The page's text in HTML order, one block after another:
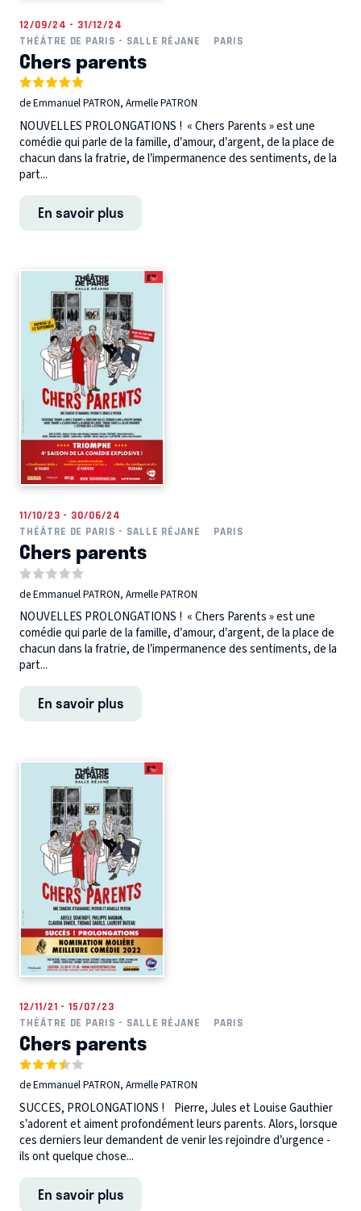
12/09/24 - 31/12/24
THÉÂTRE DE PARIS - SALLE RÉJANE
PARIS
Chers parents
de Emmanuel PATRON, Armelle PATRON
NOUVELLES PROLONGATIONS ! « Chers Parents » est une
comédie qui parle de la famille, d’amour, d’argent, de la place de
chacun dans la fratrie, de l’impermanence des sentiments, de la
part...
En savoir plus
11/10/23 - 30/06/24
THÉÂTRE DE PARIS - SALLE RÉJANE
PARIS
Chers parents
de Emmanuel PATRON, Armelle PATRON
NOUVELLES PROLONGATIONS ! « Chers Parents » est une
comédie qui parle de la famille, d’amour, d’argent, de la place de
chacun dans la fratrie, de l’impermanence des sentiments, de la
part...
En savoir plus
12/11/21 - 15/07/23
THÉÂTRE DE PARIS - SALLE RÉJANE
PARIS
Chers parents
de Emmanuel PATRON, Armelle PATRON
SUCCES, PROLONGATIONS ! Pierre, Jules et Louise Gauthier
s’adorent et aiment profondément leurs parents. Alors, lorsque
ces derniers leur demandent de venir les rejoindre d’urgence -
ils ont quelque chose...
En savoir plus